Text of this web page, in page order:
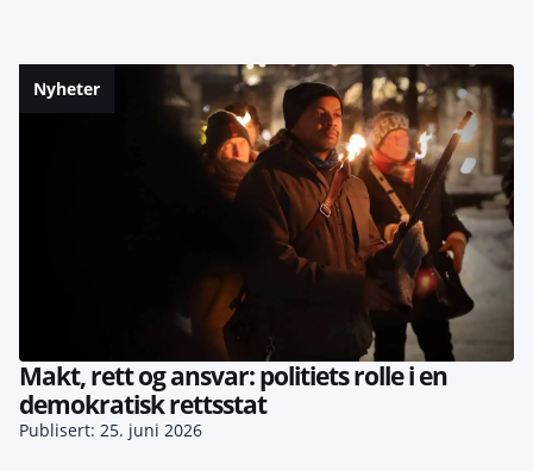
Nyheter
Makt, rett og ansvar: politiets rolle i en
demokratisk rettsstat
Publisert: 25. juni 2026